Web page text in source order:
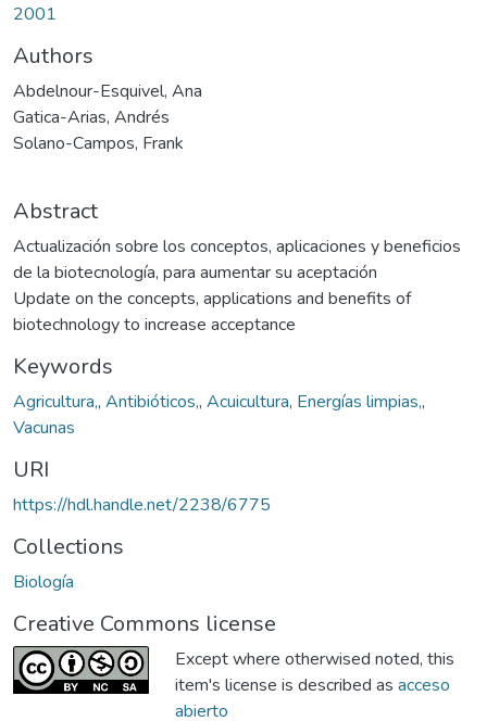
2001
Authors
Abdelnour-Esquivel, Ana
Gatica-Arias, Andrés
Solano-Campos, Frank
Abstract
Actualización sobre los conceptos, aplicaciones y beneficios
de la biotecnología, para aumentar su aceptación
Update on the concepts, applications and benefits of
biotechnology to increase acceptance
Keywords
Agricultura,, Antibióticos,, Acuicultura, Energías limpias,,
Vacunas
URI
https://hdl.handle.net/2238/6775
Collections
Biología
Creative Commons license
Except where otherwised noted, this
item's license is described as acceso
abierto